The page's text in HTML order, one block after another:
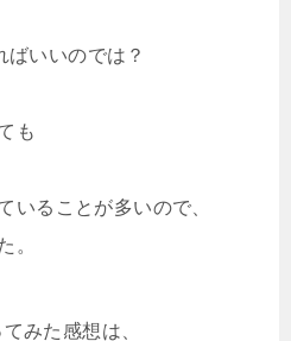
いいのでは？
も
いることが多いので、
。
みた感想は、